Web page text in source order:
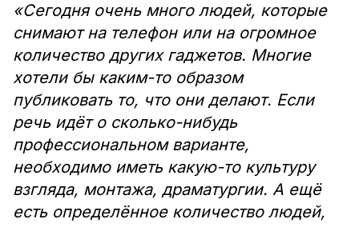
«Сегодня очень много людей, которые
снимают на телефон или на огромное
количество других гаджетов. Многие
хотели бы каким-то образом
публиковать то, что они делают. Если
речь идёт о сколько-нибудь
профессиональном варианте,
необходимо иметь какую-то культуру
взгляда, монтажа, драматургии. А ещё
есть определённое количество людей,